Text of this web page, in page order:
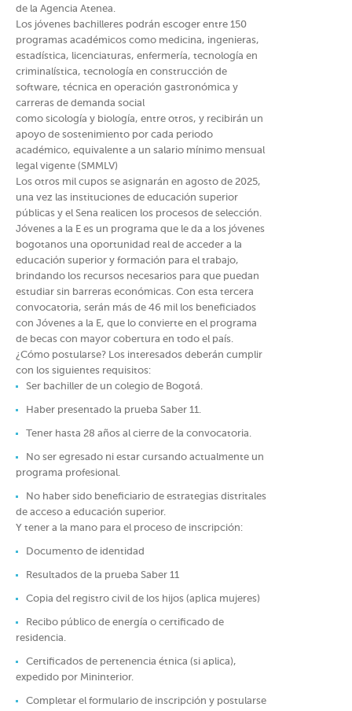
de la Agencia Atenea.
Los jóvenes bachilleres podrán escoger entre 150
programas académicos como medicina, ingenieras,
estadística, licenciaturas, enfermería, tecnología en
criminalística, tecnología en construcción de
software, técnica en operación gastronómica y
carreras de demanda social
como sicología y biología, entre otros, y recibirán un
apoyo de sostenimiento por cada periodo
académico, equivalente a un salario mínimo mensual
legal vigente (SMMLV)
Los otros mil cupos se asignarán en agosto de 2025,
una vez las instituciones de educación superior
públicas y el Sena realicen los procesos de selección.
Jóvenes a la E es un programa que le da a los jóvenes
bogotanos una oportunidad real de acceder a la
educación superior y formación para el trabajo,
brindando los recursos necesarios para que puedan
estudiar sin barreras económicas. Con esta tercera
convocatoria, serán más de 46 mil los beneficiados
con Jóvenes a la E, que lo convierte en el programa
de becas con mayor cobertura en todo el país.
¿Cómo postularse? Los interesados deberán cumplir
con los siguientes requisitos:
Ser bachiller de un colegio de Bogotá.
Haber presentado la prueba Saber 11.
Tener hasta 28 años al cierre de la convocatoria.
No ser egresado ni estar cursando actualmente un
programa profesional.
No haber sido beneficiario de estrategias distritales
de acceso a educación superior.
Y tener a la mano para el proceso de inscripción:
Documento de identidad
Resultados de la prueba Saber 11
Copia del registro civil de los hijos (aplica mujeres)
Recibo público de energía o certificado de
residencia.
Certificados de pertenencia étnica (si aplica),
expedido por Mininterior.
Completar el formulario de inscripción y postularse